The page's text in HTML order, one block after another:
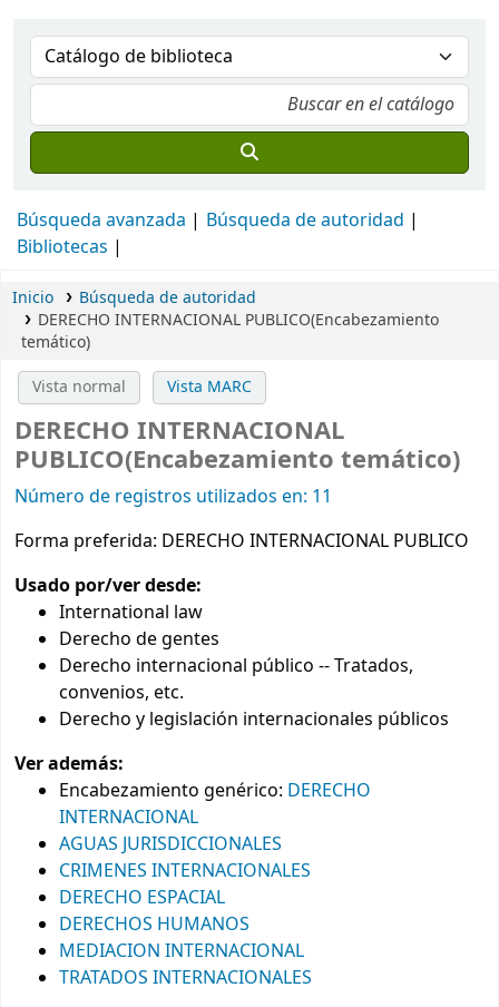
Búsqueda avanzada
Búsqueda de autoridad
Bibliotecas
Inicio
Búsqueda de autoridad
DERECHO INTERNACIONAL PUBLICO(Encabezamiento
temático)
Vista normal Vista MARC
DERECHO INTERNACIONAL
PUBLICO(Encabezamiento temático)
Número de registros utilizados en: 11
Forma preferida: DERECHO INTERNACIONAL PUBLICO
Usado por/ver desde:
International law
Derecho de gentes
Derecho internacional público -- Tratados,
convenios, etc.
Derecho y legislación internacionales públicos
Ver además:
Encabezamiento genérico: DERECHO
INTERNACIONAL
AGUAS JURISDICCIONALES
CRIMENES INTERNACIONALES
DERECHO ESPACIAL
DERECHOS HUMANOS
MEDIACION INTERNACIONAL
TRATADOS INTERNACIONALES